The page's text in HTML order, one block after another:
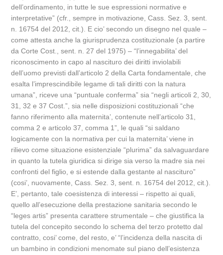
dell’ordinamento, in tutte le sue espressioni normative e
interpretative” (cfr., sempre in motivazione, Cass. Sez. 3, sent.
n. 16754 del 2012, cit.). E cio’ secondo un disegno nel quale –
come attesta anche la giurisprudenza costituzionale (a partire
da Corte Cost., sent. n. 27 del 1975) – “l’innegabilita’ del
riconoscimento in capo al nascituro dei diritti inviolabili
dell’uomo previsti dall’articolo 2 della Carta fondamentale, che
esalta l’imprescindibile legame di tali diritti con la natura
umana”, riceve una “puntuale conferma” sia “negli articoli 2, 30,
31, 32 e 37 Cost.”, sia nelle disposizioni costituzionali “che
fanno riferimento alla maternita’, contenute nell’articolo 31,
comma 2 e articolo 37, comma 1”, le quali “si saldano
logicamente con la normativa per cui la maternita’ viene in
rilievo come situazione esistenziale “plurima” da salvaguardare
in quanto la tutela giuridica si dirige sia verso la madre sia nei
confronti del figlio, e si estende dalla gestante al nascituro”
(cosi’, nuovamente, Cass. Sez. 3, sent. n. 16754 del 2012, cit.).
E’, pertanto, tale coesistenza di interessi – rispetto ai quali,
quello all’esecuzione della prestazione sanitaria secondo le
“leges artis” presenta carattere strumentale – che giustifica la
tutela del concepito secondo lo schema del terzo protetto dal
contratto, cosi’ come, del resto, e’ “l’incidenza della nascita di
un bambino in condizioni menomate sul piano dell’esistenza